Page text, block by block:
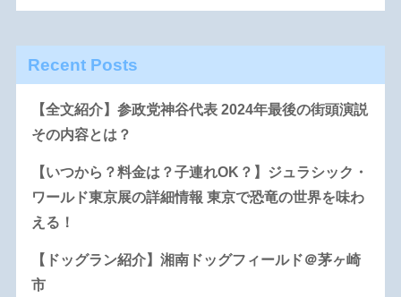
Recent Posts
【全文紹介】参政党神谷代表 2024年最後の街頭演説
その内容とは？
【いつから？料金は？子連れOK？】ジュラシック・
ワールド東京展の詳細情報 東京で恐竜の世界を味わ
える！
【ドッグラン紹介】湘南ドッグフィールド＠茅ヶ崎
市